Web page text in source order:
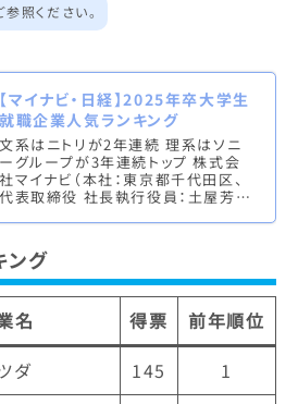
照ください。
【マイナビ・日経】2025年卒大学生
就職企業人気ランキング
文系はニトリが2年連続 理系はソニ
ーグループが3年連続トップ 株式会
社マイナビ（本社：東京都千代田区、
代表取締役 社長執行役員：土屋芳
役…
ング
名 得票
前年順位
ダ 145
1